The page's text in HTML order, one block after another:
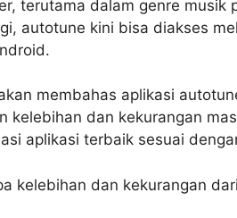
terutama dalam genre musik
autotune kini bisa diakses
membahas aplikasi
kelebihan dan kekurangan
aplikasi terbaik sesuai
kelebihan dan kekurangan